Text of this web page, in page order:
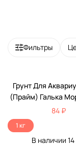
Фильтры
Грунт Для
(Прайм) Галька
3мм 1кг Pr-
84 ₽
1 кг
В наличии 14